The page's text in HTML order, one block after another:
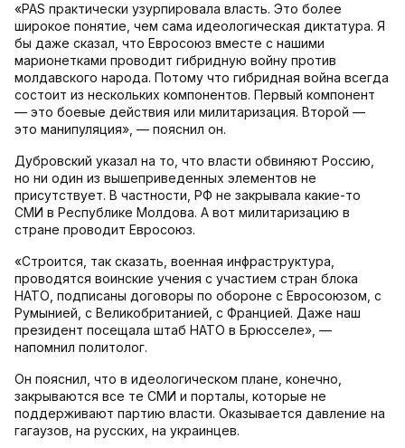
«PAS практически узурпировала власть. Это более
широкое понятие, чем сама идеологическая диктатура. Я
бы даже сказал, что Евросоюз вместе с нашими
марионетками проводит гибридную войну против
молдавского народа. Потому что гибридная война всегда
состоит из нескольких компонентов. Первый компонент
— это боевые действия или милитаризация. Второй —
это манипуляция», — пояснил он.
Дубровский указал на то, что власти обвиняют Россию,
но ни один из вышеприведенных элементов не
присутствует. В частности, РФ не закрывала какие-то
СМИ в Республике Молдова. А вот милитаризацию в
стране проводит Евросоюз.
«Строится, так сказать, военная инфраструктура,
проводятся воинские учения с участием стран блока
НАТО, подписаны договоры по обороне с Евросоюзом, с
Румынией, с Великобританией, с Францией. Даже наш
президент посещала штаб НАТО в Брюсселе», —
напомнил политолог.
Он пояснил, что в идеологическом плане, конечно,
закрываются все те СМИ и порталы, которые не
поддерживают партию власти. Оказывается давление на
гагаузов, на русских, на украинцев.